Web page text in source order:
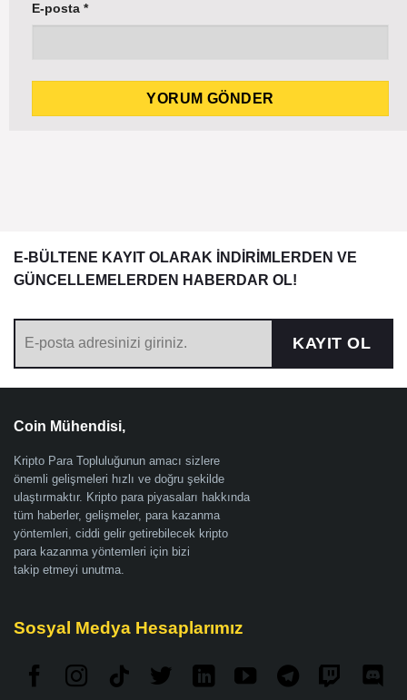
E-posta *
E-BÜLTENE KAYIT OLARAK İNDİRİMLERDEN VE
GÜNCELLEMELERDEN HABERDAR OL!
KAYIT OL
Coin Mühendisi,
Kripto Para Topluluğunun amacı sizlere
önemli gelişmeleri hızlı ve doğru şekilde
ulaştırmaktır. Kripto para piyasaları hakkında
tüm haberler, gelişmeler, para kazanma
yöntemleri, ciddi gelir getirebilecek kripto
para kazanma yöntemleri için bizi
takip etmeyi unutma.
Sosyal Medya Hesaplarımız